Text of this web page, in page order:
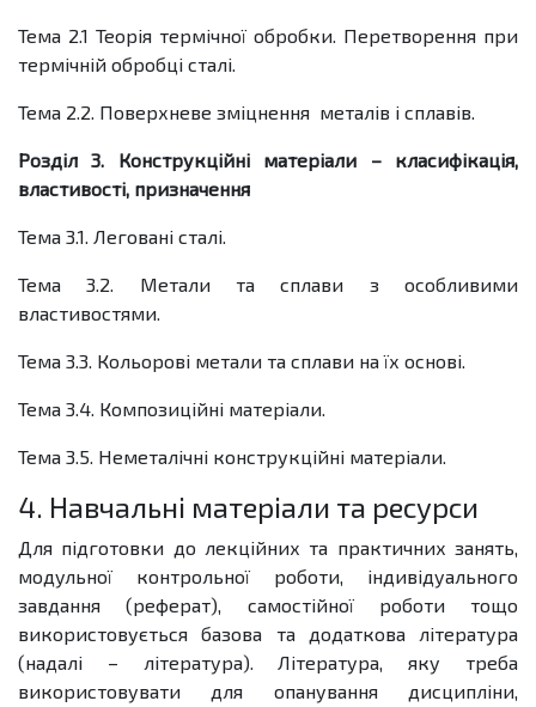
Тема 2.1 Теорія термічної обробки. Перетворення при
термічній обробці сталі.
Тема 2.2. Поверхневе зміцнення металів і сплавів.
Розділ 3.
Конструкційні матеріали – класифікація,
властивості, призначення
Тема 3.1. Леговані сталі.
Тема 3.2. Метали та сплави з особливими
властивостями.
Тема 3.3. Кольорові метали та сплави на їх основі.
Тема 3.4. Композиційні матеріали.
Тема 3.5. Неметалічні конструкційні матеріали.
4. Навчальні матеріали та ресурси
Для підготовки до лекційних та практичних занять,
модульної контрольної роботи, індивідуального
завдання (реферат), самостійної роботи тощо
використовується базова та додаткова література
(надалі – література). Література, яку треба
використовувати для опанування дисципліни,